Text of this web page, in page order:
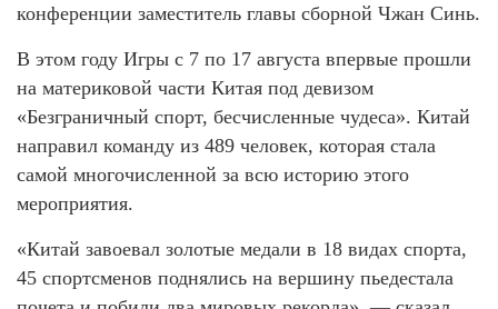
конференции заместитель главы сборной Чжан Синь.
В этом году Игры с 7 по 17 августа впервые прошли
на материковой части Китая под девизом
«Безграничный спорт, бесчисленные чудеса». Китай
направил команду из 489 человек, которая стала
самой многочисленной за всю историю этого
мероприятия.
«Китай завоевал золотые медали в 18 видах спорта,
45 спортсменов поднялись на вершину пьедестала